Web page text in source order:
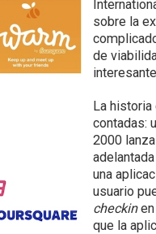
sobre la
de
La
contadas:
2000
una
usuario
checkinen
que la